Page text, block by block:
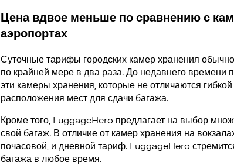
Цена вдвое меньше по сравнению с
аэропортах
Суточные тарифы городских камер хранения
по крайней мере в два раза. До недавнего времени
эти камеры хранения, которые не отличаются
расположения мест для сдачи багажа.
Кроме того, LuggageHero предлагает на выбор
свой багаж. В отличие от камер хранения на
почасовой, и дневной тариф. LuggageHero
багажа в любое время.